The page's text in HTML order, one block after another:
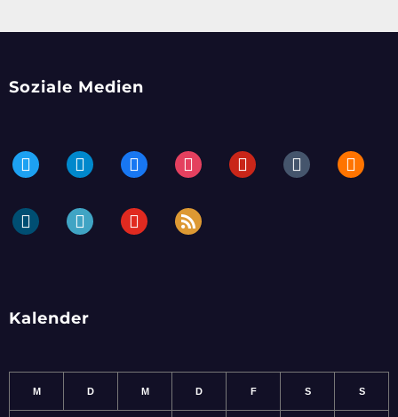
Soziale Medien
twitter telegramfacebookinstagrampinteresttumblr blogger
dailymotionperiscopeyoutube rss
Kalender
M D M D F S S